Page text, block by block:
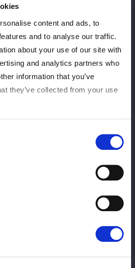
content and ads, to
and to analyse our traffic.
about your use of our site with
and analytics partners who
information that you’ve
they’ve collected from your use
マッチで対戦。ＥＸＶの杯ＨｉｇｈＭ
はパワフルなプロレスが持ち味で、ゴ
チーム。スタイルの異なる両軍が真っ
ダム参戦から日が浅い虎龍に対し、杯
プロレスの洗礼を浴びせるか？
ート。ともかがローで威嚇し、手四つ
、ともかが蹴りを入れて腕を取る。舞
龍が食らいつく。ＨＡＮＡＫＯがロー
が回し蹴りからＨＡＮＡＫＯに飛びつ
けてストンピング連打、ボディースラ
に追い込み顔面を踏みつける。虎龍が
ラム。ＨＡＮＡＫＯも虎龍にボディー
アップを迫る。虎龍がエスケープする
ドルキック。ともかがＨＡＮＡＫＯに
段蹴りでリング下に落とし、ＨＡＮＡ